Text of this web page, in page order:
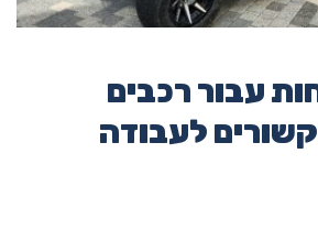
עבור רכבים
לעבודה